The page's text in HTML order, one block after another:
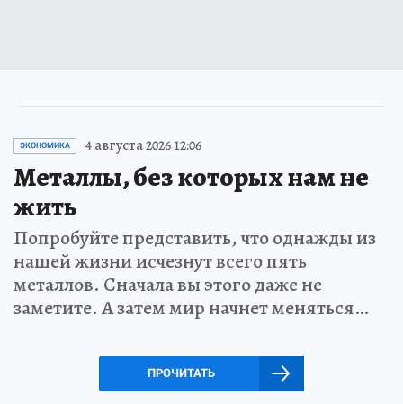
ЭКОНОМИКА 4 августа 2026 12:06
Металлы, без которых нам не
жить
Попробуйте представить, что однажды из
нашей жизни исчезнут всего пять
металлов. Сначала вы этого даже не
заметите. А затем мир начнет меняться…
ПРОЧИТАТЬ